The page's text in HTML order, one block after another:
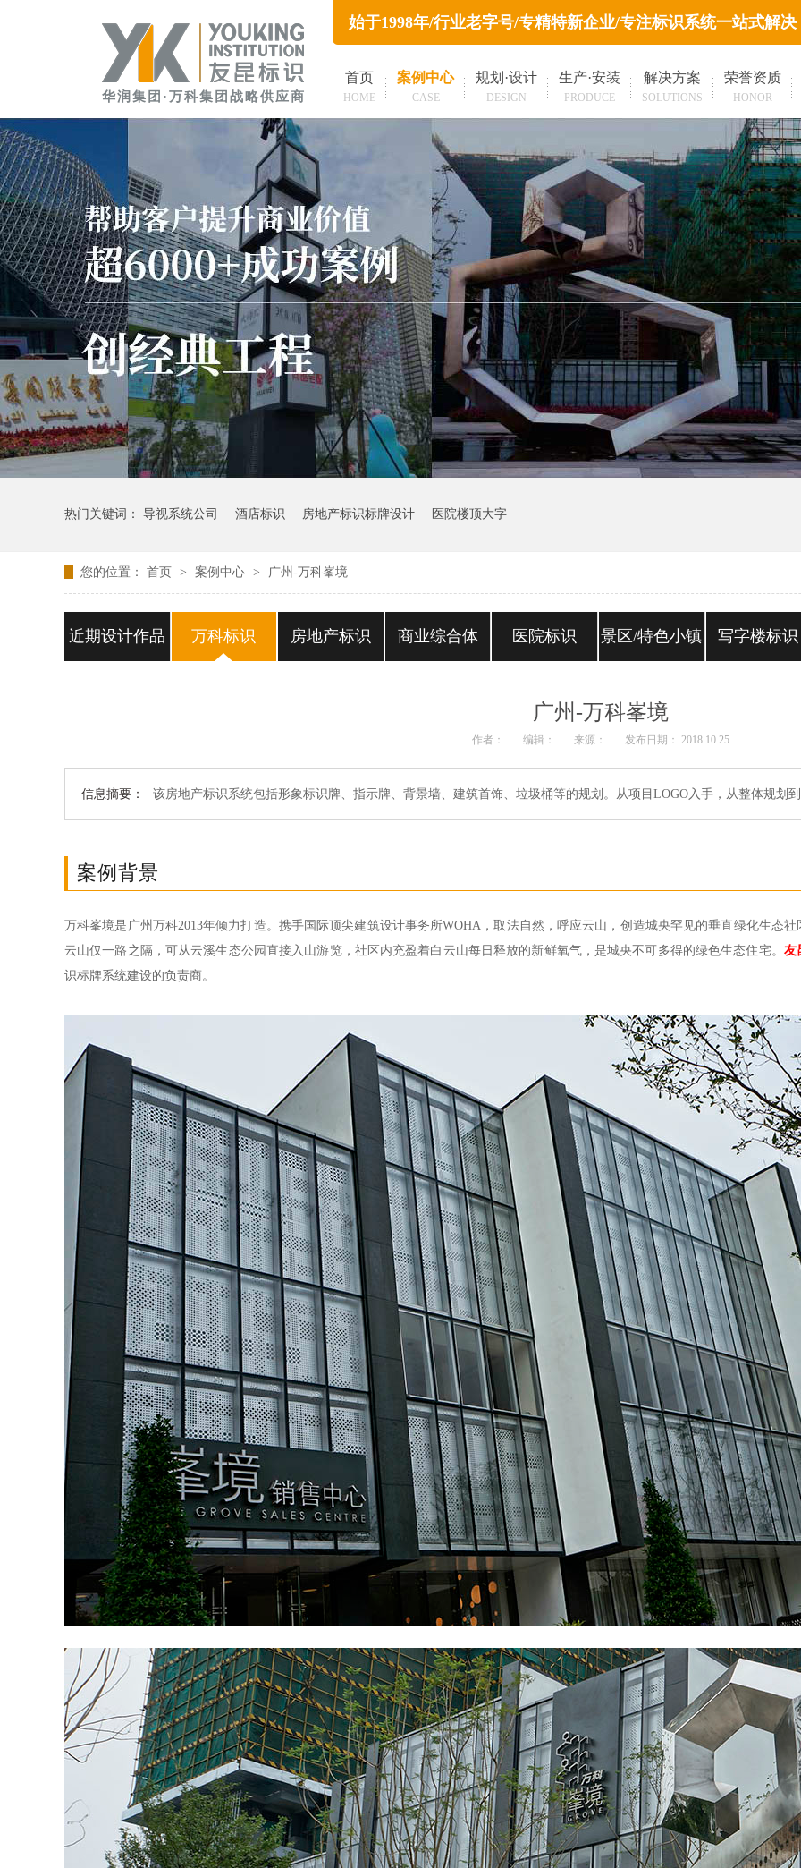
华润集团·万科集团战略供应商
始于1998年/行业老字号/专精特新企业/专注标识系统一站式解决
首页
HOME
案例中心
CASE
规划·设计
DESIGN
生产·安装
PRODUCE
解决方案
SOLUTIONS
荣誉资质
HONOR
热门关键词： 导视系统公司 酒店标识 房地产标识标牌设计 医院楼顶大字
您的位置： 首页 > 案例中心 > 广州-万科峯境
近期设计作品 万科标识 房地产标识 商业综合体 医院标识 景区/特色小镇 写字楼标识
广州-万科峯境
作者： 编辑： 来源： 发布日期： 2018.10.25
信息摘要： 该房地产标识系统包括形象标识牌、指示牌、背景墙、建筑首饰、垃圾桶等的规划。从项目LOGO入手，从整体规划
案例背景
万科峯境是广州万科2013年倾力打造。携手国际顶尖建筑设计事务所WOHA，取法自然，呼应云山，创造城央罕见的垂直绿化生态
云山仅一路之隔，可从云溪生态公园直接入山游览，社区内充盈着白云山每日释放的新鲜氧气，是城央不可多得的绿色生态住宅。 友
识标牌系统建设的负责商。